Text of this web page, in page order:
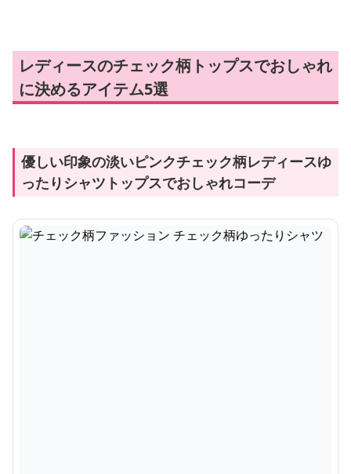
レディースのチェック柄トップスでおしゃれ
に決めるアイテム5選
優しい印象の淡いピンクチェック柄レディースゆ
ったりシャツトップスでおしゃれコーデ